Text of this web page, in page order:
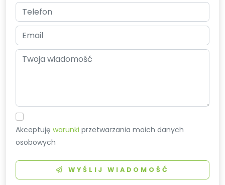
Akceptujęwarunki przetwarzania moich danych
osobowych
WYŚLIJ WIADOMOŚĆ